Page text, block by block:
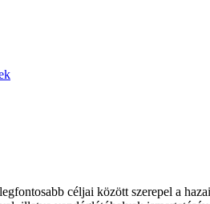
céljai között szerepel a